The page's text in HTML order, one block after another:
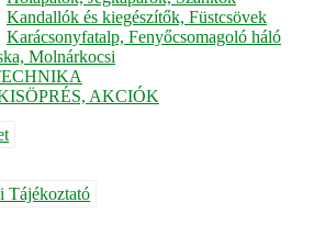
Kandallók és kiegészítők, Füstcsövek
Karácsonyfatalp, Fenyőcsomagoló háló
Molnárkocsi
AKCIÓK
Tájékoztató